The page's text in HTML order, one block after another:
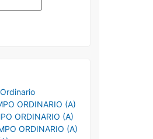
ORDINARIO (A)
ORDINARIO (A)
ORDINARIO (A)